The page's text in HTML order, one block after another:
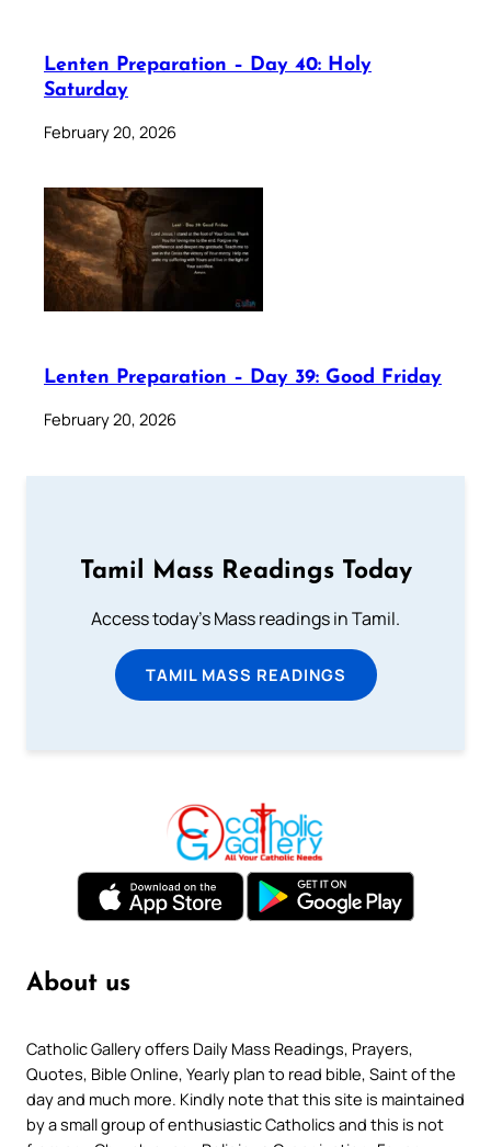
Lenten Preparation – Day 40: Holy
Saturday
February 20, 2026
Lenten Preparation – Day 39: Good Friday
February 20, 2026
Tamil Mass Readings Today
Access today's Mass readings in Tamil.
TAMIL MASS READINGS
About us
Catholic Gallery offers Daily Mass Readings, Prayers,
Quotes, Bible Online, Yearly plan to read bible, Saint of the
day and much more. Kindly note that this site is maintained
by a small group of enthusiastic Catholics and this is not